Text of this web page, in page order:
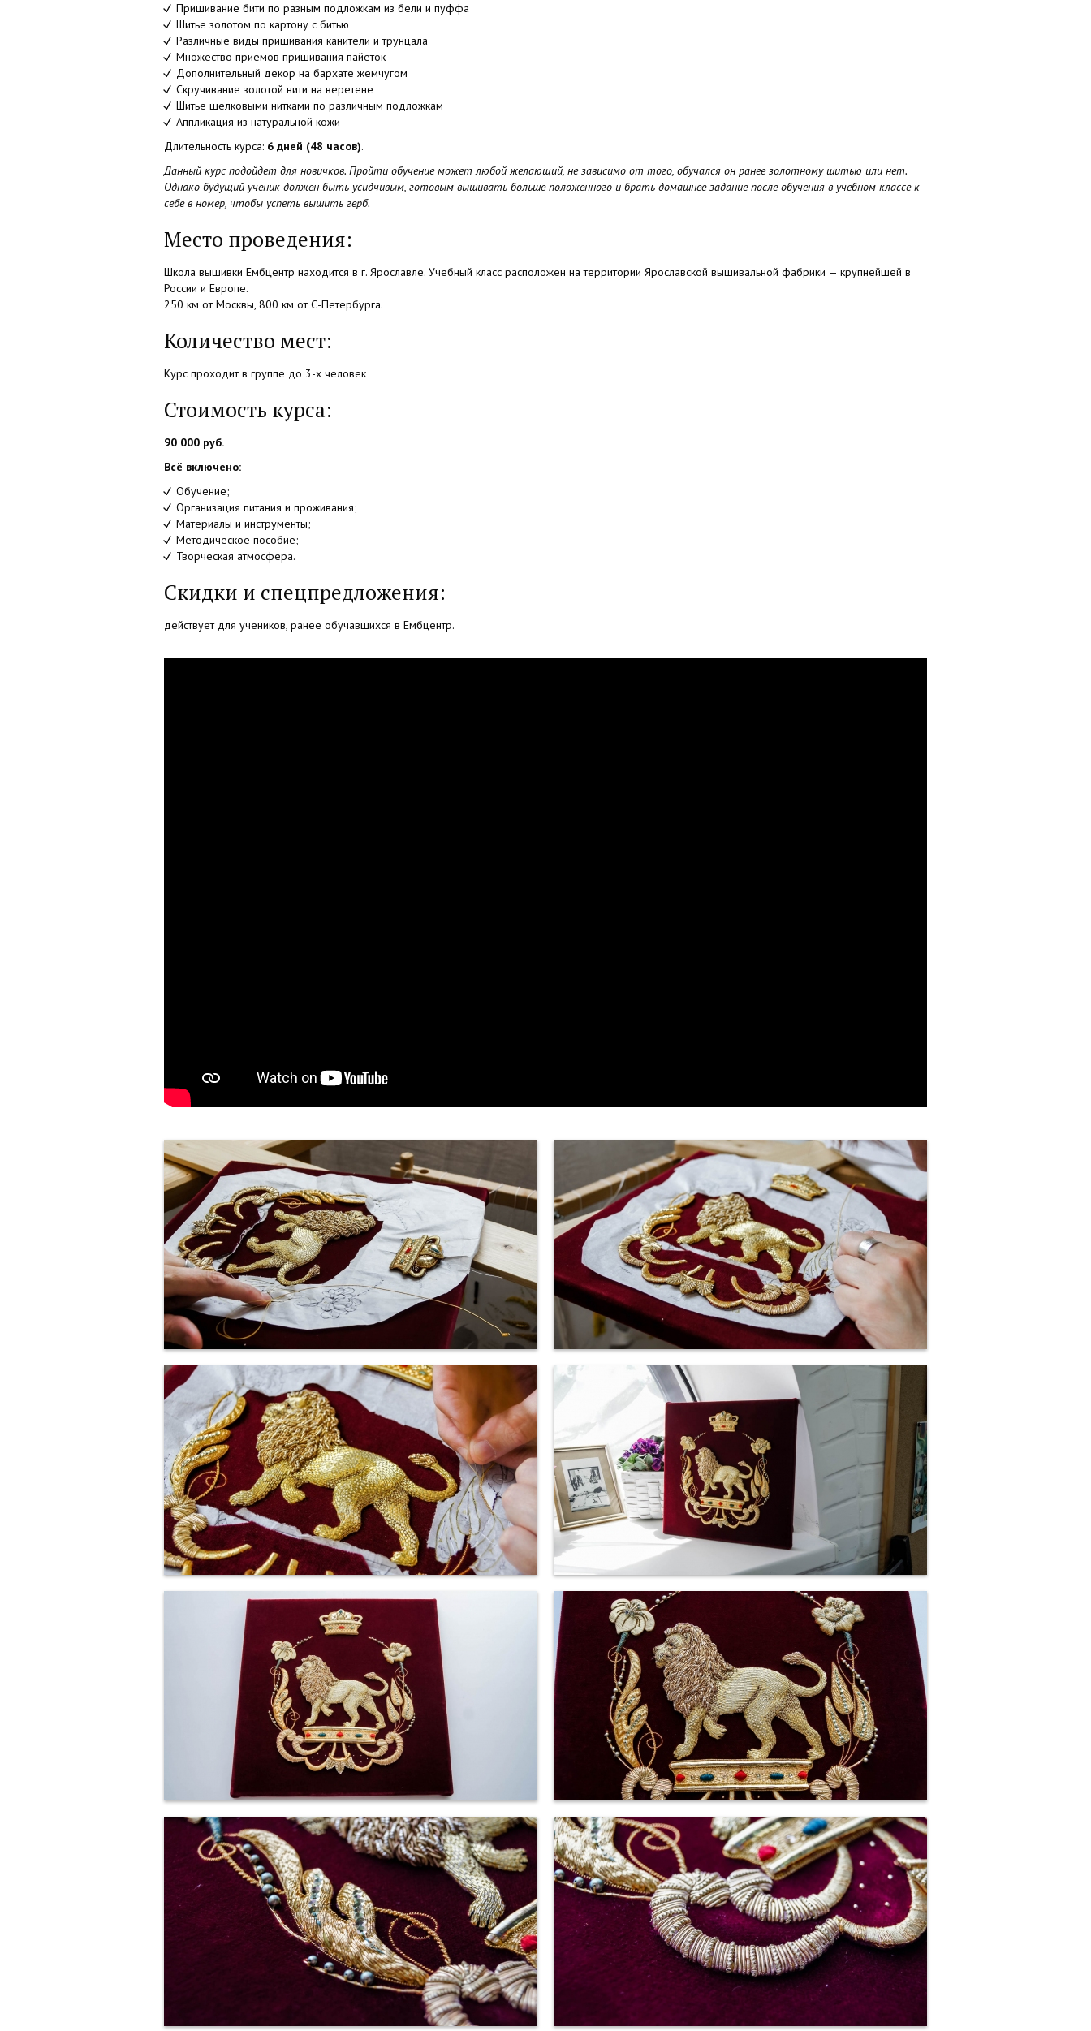
Пришивание бити по разным подложкам из бели и пуффа
Шитье золотом по картону с битью
Различные виды пришивания канители и трунцала
Множество приемов пришивания пайеток
Дополнительный декор на бархате жемчугом
Скручивание золотой нити на веретене
Шитье шелковыми нитками по различным подложкам
Аппликация из натуральной кожи
Длительность курса: 6 дней (48 часов).
Данный курс подойдет для новичков. Пройти обучение может любой желающий, не зависимо от того, обучался он ранее золотному шитью или нет.
Однако будущий ученик должен быть усидчивым, готовым вышивать больше положенного и брать домашнее задание после обучения в учебном классе к
себе в номер, чтобы успеть вышить герб.
Место проведения:
Школа вышивки Ембцентр находится в г. Ярославле. Учебный класс расположен на территории Ярославской вышивальной фабрики — крупнейшей в
России и Европе.
250 км от Москвы, 800 км от С-Петербурга.
Количество мест:
Курс проходит в группе до 3-х человек
Стоимость курса:
90 000 руб.
Всё включено:
Обучение;
Организация питания и проживания;
Материалы и инструменты;
Методическое пособие;
Творческая атмосфера.
Скидки и спецпредложения:
действует для учеников, ранее обучавшихся в Ембцентр.